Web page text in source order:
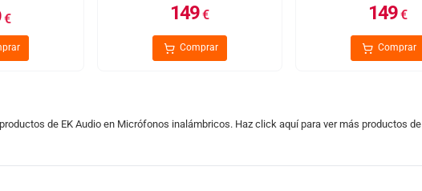
€ 149€
Comprar
149€
Comprar
de EK Audio en Micrófonos inalámbricos. Haz click aquí para ver más productos de